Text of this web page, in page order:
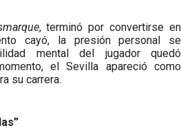
, terminó por convertirse en
cayó, la presión personal se
mental del jugador quedó
el Sevilla apareció como
su carrera.